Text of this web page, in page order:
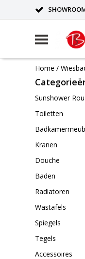
Home /
Sunshower
Toiletten
Kranen
Douche
Baden
Radiatoren
Wastafels
Spiegels
Tegels
Accessoires